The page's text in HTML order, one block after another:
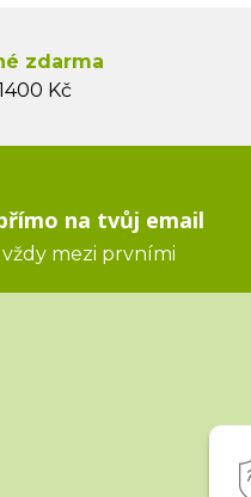
zdarma
Kč
na tvůj email
mezi prvními